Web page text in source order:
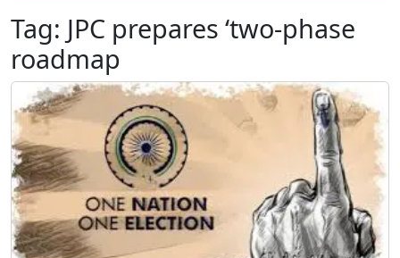
Tag: JPC prepares ‘two-phase
roadmap